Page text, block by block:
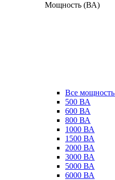
Мощность (ВА)
Все
500 ВА
600 ВА
800 ВА
1000 ВА
1500 ВА
2000 ВА
3000 ВА
5000 ВА
6000 ВА